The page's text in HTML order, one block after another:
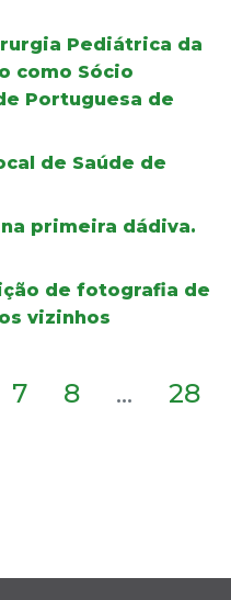
Pediátrica da
como Sócio
Portuguesa de
de Saúde de
primeira dádiva.
de fotografia de
vizinhos
7 8 ... 28